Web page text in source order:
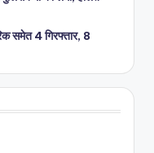
समेत 4 गिरफ्तार, 8